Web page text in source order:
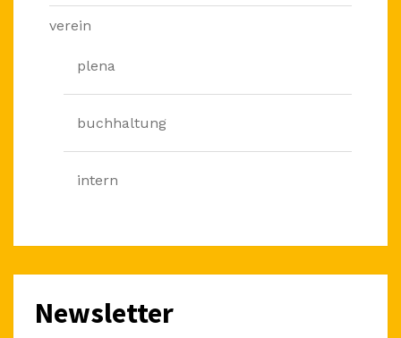
verein
plena
buchhaltung
intern